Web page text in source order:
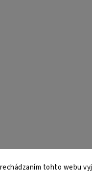
tohto webu